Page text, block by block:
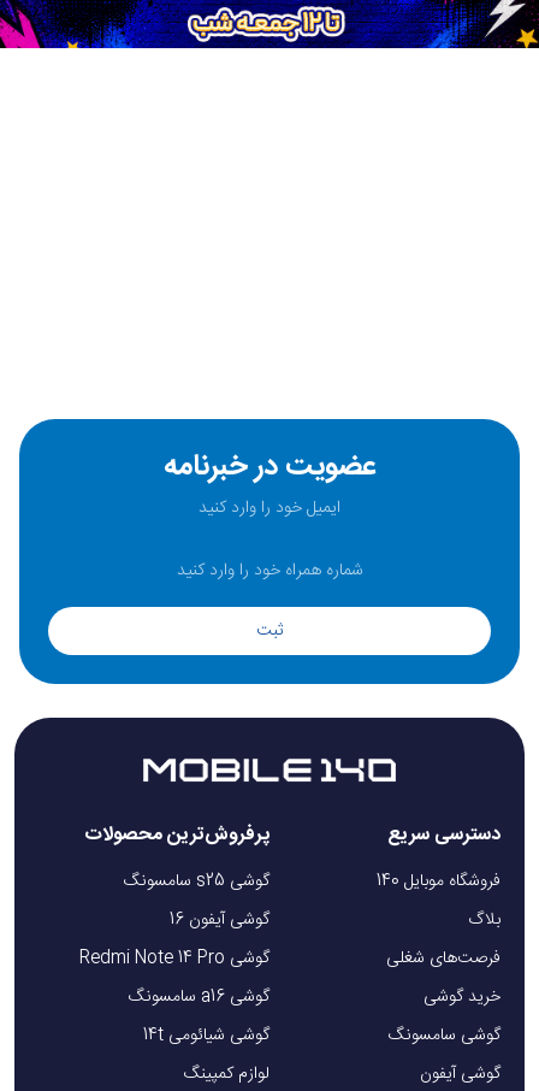
عضویت در خبرنامه
ثبت
دسترسی سریع
فروشگاه موبایل 140
بلاگ
فرصت‌های شغلی
خرید گوشی
گوشی سامسونگ
گوشی آیفون
پرفروش‌ترین محصولات
گوشی s25 سامسونگ
گوشی آیفون 16
گوشی Redmi Note 14 Pro
گوشی a16 سامسونگ
گوشی شیائومی 14t
لوازم کمپینگ